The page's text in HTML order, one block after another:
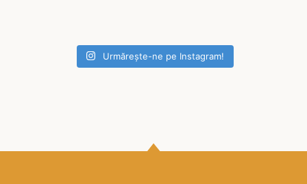
Urmărește-ne pe Instagram!